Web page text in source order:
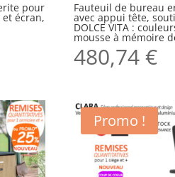
pour
et écran,
Fauteuil de bureau
avec appui tête,
DOLCE VITA :
mousse à mémoire
480,74€
Promo !